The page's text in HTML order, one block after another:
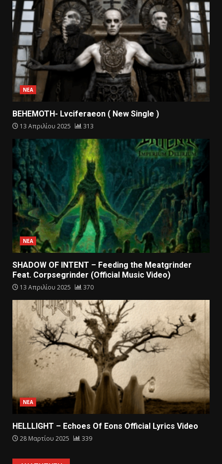
ΝΕΑ
BEHEMOTH- Lvciferaeon ( New Single )
13 Απριλίου 2025 313
ΝΕΑ
SHADOW OF INTENT – Feeding the Meatgrinder
Feat. Corpsegrinder (Official Music Video)
13 Απριλίου 2025 370
ΝΕΑ
HELLLIGHT – Echoes Of Eons Official Lyrics Video
28 Μαρτίου 2025 339